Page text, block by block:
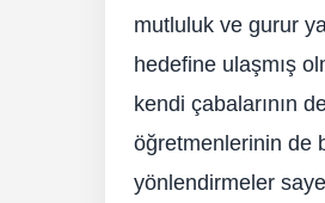
mutluluk ve gurur
hedefine ulaşmış
kendi çabalarının
öğretmenlerinin de
yönlendirmeler